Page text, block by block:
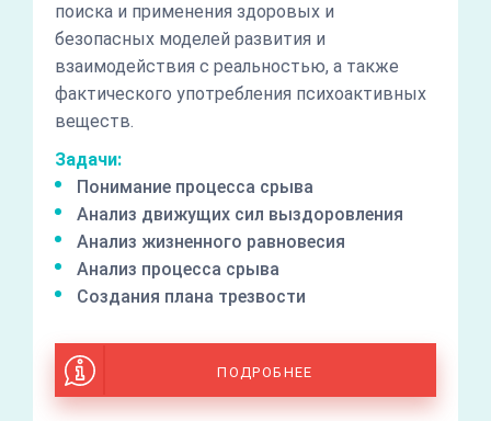
поиска и применения здоровых и
безопасных моделей развития и
взаимодействия с реальностью, а также
фактического употребления психоактивных
веществ.
Задачи:
Понимание процесса срыва
Анализ движущих сил выздоровления
Анализ жизненного равновесия
Анализ процесса срыва
Создания плана трезвости
ПОДРОБНЕЕ